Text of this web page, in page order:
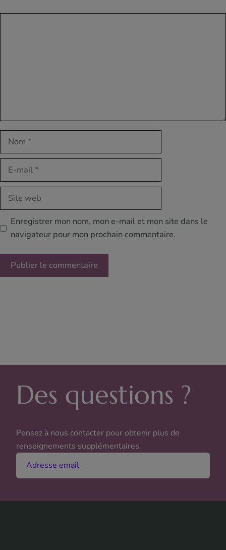
Nom
Site
Enregistrer mon nom, mon e-mail et mon site dans le
navigateur pour mon prochain commentaire.
Des questions ?
Pensez à nous contacter pour obtenir plus de
renseignements supplémentaires.
Adresse email